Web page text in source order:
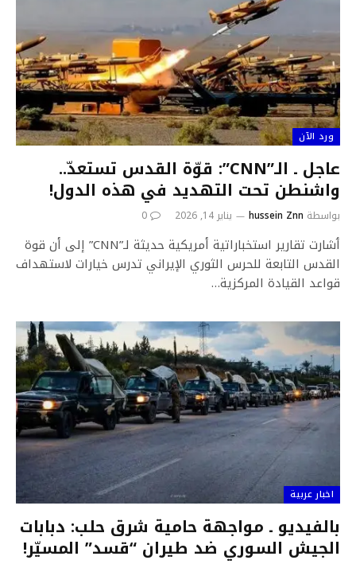
ورد الآن
عاجل ـ الـ”CNN”: قوّة القدس تستعدّ..
واشنطن تحت التهديد في هذه الدول!
بواسطة hussein Znn يناير 14, 2026 0
ٲشارت تقارير استخباراتية أمريكية حديثة لـ”CNN” إلى أن قوة
القدس التابعة للحرس الثوري الإيراني تدرس خيارات لاستهداف
قواعد القيادة المركزية…
اخبار عربية
بالفيديو ـ مواجهة حامية شرق حلب: دبابات
الجيش السوري ضد طيران “قسد” المسيّر!